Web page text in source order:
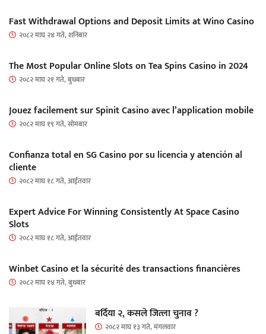
Fast Withdrawal Options and Deposit Limits at Wino Casino
२०८२ माघ २४ गते, शनिबार
The Most Popular Online Slots on Tea Spins Casino in 2024
२०८२ माघ २१ गते, बुधबार
Jouez facilement sur Spinit Casino avec l’application mobile
२०८२ माघ १९ गते, सोमबार
Confianza total en SG Casino por su licencia y atención al
cliente
२०८२ माघ १८ गते, आईतवार
Expert Advice For Winning Consistently At Space Casino
Slots
२०८२ माघ १८ गते, आईतवार
Winbet Casino et la sécurité des transactions financières
२०८२ माघ १४ गते, बुधबार
बर्दिया २, कसले जित्ला चुनाव ?
२०८२ माघ १३ गते, मंगलवार